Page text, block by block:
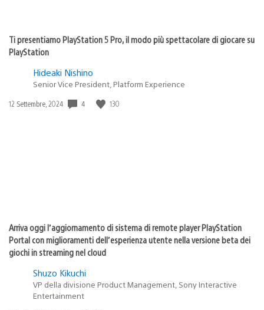
Ti presentiamo PlayStation 5 Pro, il modo più spettacolare di giocare su
PlayStation
Hideaki Nishino
Senior Vice President, Platform Experience
Data
12 Settembre, 2024 4 130
Arriva oggi l’aggiornamento di sistema di remote player PlayStation
Portal con miglioramenti dell’esperienza utente nella versione beta dei
giochi in streaming nel cloud
Shuzo Kikuchi
VP della divisione Product Management, Sony Interactive
Entertainment